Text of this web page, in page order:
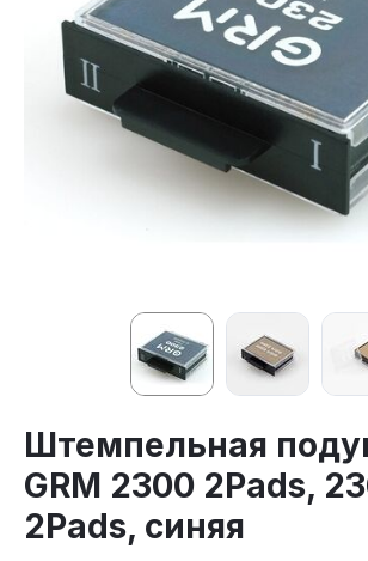
Штемпельная
GRM 2300 2Pads,
2Pads, синяя